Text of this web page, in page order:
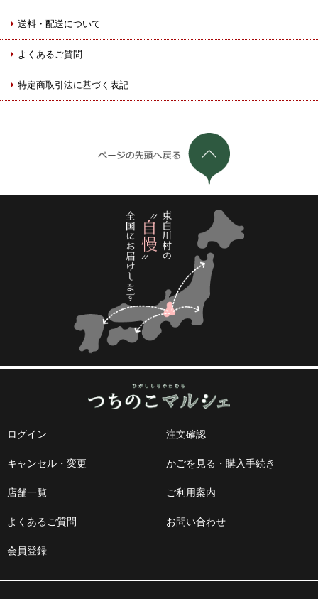
送料・配送について
よくあるご質問
特定商取引法に基づく表記
ログイン 注文確認
キャンセル・変更 かごを見る・購入手続き
店舗一覧 ご利用案内
よくあるご質問 お問い合わせ
会員登録